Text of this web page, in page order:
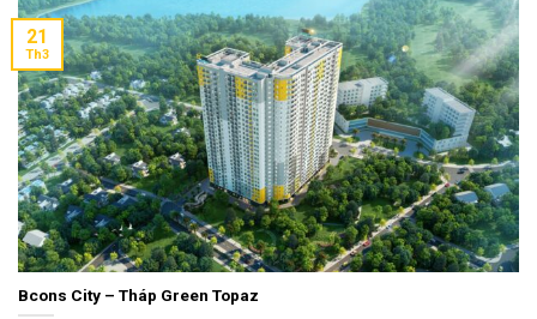
Bcons City – Tháp Green Topaz
21
Th3